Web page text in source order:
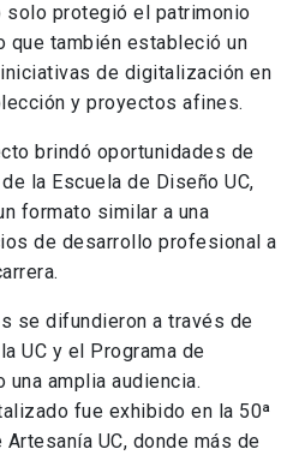
solo protegió el patrimonio
que también estableció un
de digitalización en
y proyectos afines.
brindó oportunidades de
la Escuela de Diseño UC,
formato similar a una
de desarrollo profesional a
se difundieron a través de
UC y el Programa de
una amplia audiencia.
fue exhibido en la 50ª
UC, donde más de